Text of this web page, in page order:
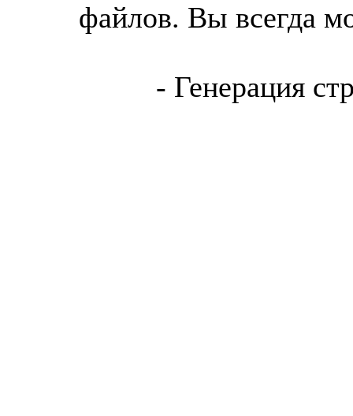
файлов. Вы всегда
- Генерация